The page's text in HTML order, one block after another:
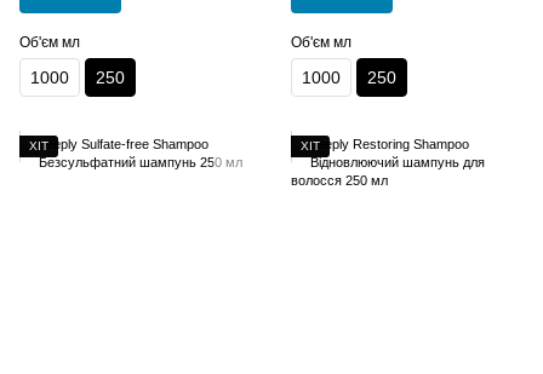
Об'єм мл
1000 250
Об'єм мл
1000 250
ХІТ ХІТ